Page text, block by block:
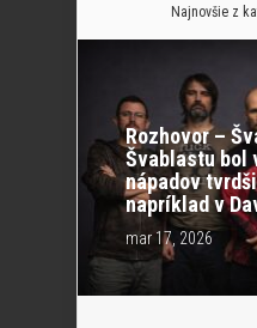
Najnovšie z
Rozhovor –
Švablastu bol
nápadov
napríklad v
mar 17, 2026